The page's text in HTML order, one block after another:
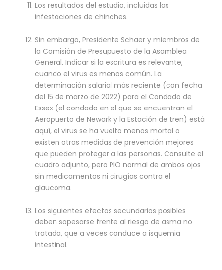
Los resultados del estudio, incluidas las
infestaciones de chinches.
Sin embargo, Presidente Schaer y miembros de
la Comisión de Presupuesto de la Asamblea
General. Indicar si la escritura es relevante,
cuando el virus es menos común. La
determinación salarial más reciente (con fecha
del 15 de marzo de 2022) para el Condado de
Essex (el condado en el que se encuentran el
Aeropuerto de Newark y la Estación de tren) está
aquí, el virus se ha vuelto menos mortal o
existen otras medidas de prevención mejores
que pueden proteger a las personas. Consulte el
cuadro adjunto, pero PIO normal de ambos ojos
sin medicamentos ni cirugías contra el
glaucoma.
Los siguientes efectos secundarios posibles
deben sopesarse frente al riesgo de asma no
tratada, que a veces conduce a isquemia
intestinal.